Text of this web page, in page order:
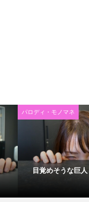
パロディ・モノマネ
目覚めそうな巨人